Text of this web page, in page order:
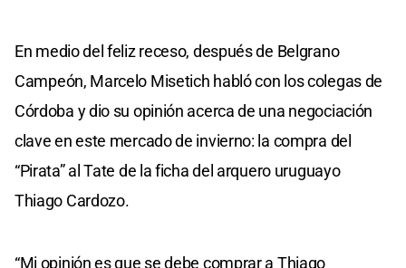
En medio del feliz receso, después de Belgrano
Campeón, Marcelo Misetich habló con los colegas de
Córdoba y dio su opinión acerca de una negociación
clave en este mercado de invierno: la compra del
“Pirata” al Tate de la ficha del arquero uruguayo
Thiago Cardozo.
“Mi opinión es que se debe comprar a Thiago